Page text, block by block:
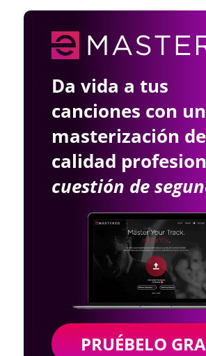
Da vida a tus
canciones con
masterización de
calidad
cuestión de
PRUÉBELO